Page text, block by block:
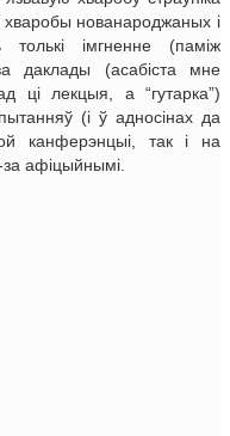
хваробы нованароджаных і
імгненне (паміж
даклады (асабіста мне
ці лекцыя, а “гутарка”)
(і ў адносінах да
канферэнцыі, так і на
афіцыйнымі.